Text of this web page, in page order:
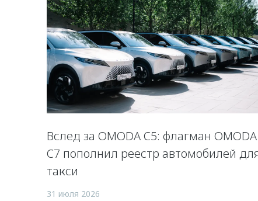
Вслед за OMODA C5: флагман OMODA
C7 пополнил реестр автомобилей
такси
31 июля 2026